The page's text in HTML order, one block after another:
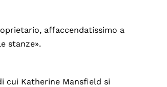
affaccendatissimo a
stanze».
cui Katherine Mansfield si